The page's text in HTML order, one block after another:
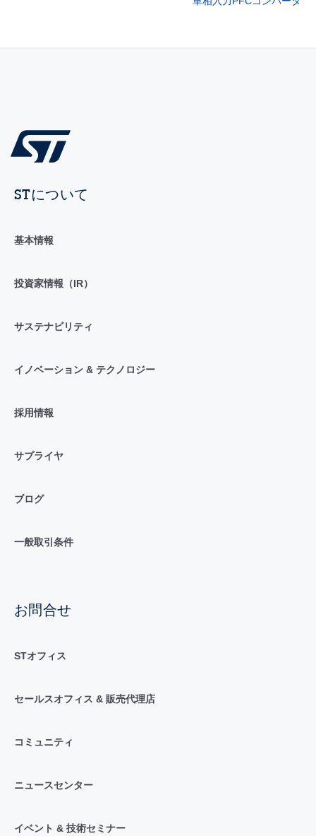
STについて
基本情報
投資家情報（IR）
サステナビリティ
イノベーション & テクノロジー
採用情報
サプライヤ
ブログ
一般取引条件
お問合せ
STオフィス
セールスオフィス & 販売代理店
コミュニティ
ニュースセンター
イベント & 技術セミナー